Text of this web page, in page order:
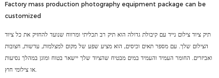
Factory mass production photography equipment package can be
customized
תיק ציוד צילום נייד עם קיבולת גדולה הוא תיק רב תכליתי ומרווח שנועד להחזיק את כל ציוד
הצילום שלך. עם מספר תאים וכיסים, הוא מציע שפע של מקום למצלמות, עדשות, חצובות
ואביזרים. החומר העמיד והעמיד במים מבטיח שהציוד שלך יישאר בטוח ומוגן במהלך נסיעות
או צילומי חוץ.